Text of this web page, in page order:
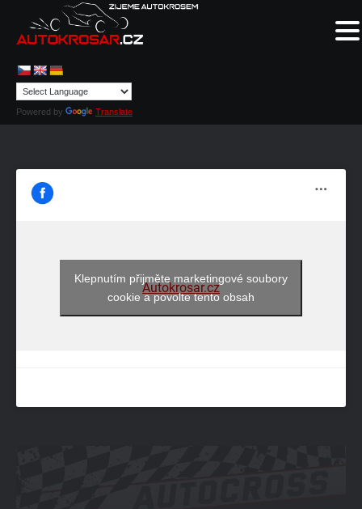
Powered by Translate
Autokrosar.cz
Klepnutím přijměte marketingové soubory
cookie a povolte tento obsah